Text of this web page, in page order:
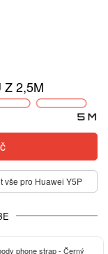
Z 2,5M
vše pro Huawei Y5P
phone strap - Černý